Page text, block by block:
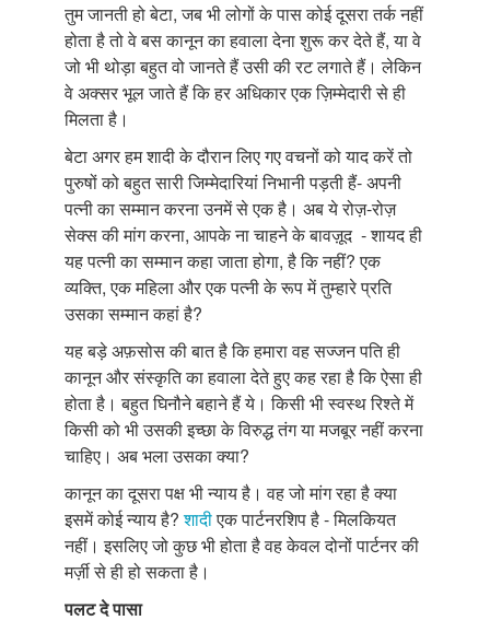
तुम जानती हो बेटा, जब भी लोगों के पास कोई दूसरा तर्क नहीं
होता है तो वे बस कानून का हवाला देना शुरू कर देते हैं, या वे
जो भी थोड़ा बहुत वो जानते हैं उसी की रट लगाते हैं। लेकिन
वे अक्सर भूल जाते हैं कि हर अधिकार एक ज़िम्मेदारी से ही
मिलता है।
बेटा अगर हम शादी के दौरान लिए गए वचनों को याद करें तो
पुरुषों को बहुत सारी जिम्मेदारियां निभानी पड़ती हैं- अपनी
पत्नी का सम्मान करना उनमें से एक है। अब ये रोज़-रोज़
सेक्स की मांग करना, आपके ना चाहने के बावज़ूद - शायद ही
यह पत्नी का सम्मान कहा जाता होगा, है कि नहीं? एक
व्यक्ति, एक महिला और एक पत्नी के रूप में तुम्हारे प्रति
उसका सम्मान कहां है?
यह बड़े अफ़सोस की बात है कि हमारा वह सज्जन पति ही
कानून और संस्कृति का हवाला देते हुए कह रहा है कि ऐसा ही
होता है। बहुत घिनौने बहाने हैं ये। किसी भी स्वस्थ रिश्ते में
किसी को भी उसकी इच्छा के विरुद्ध तंग या मजबूर नहीं करना
चाहिए। अब भला उसका क्या?
कानून का दूसरा पक्ष भी न्याय है। वह जो मांग रहा है क्या
इसमें कोई न्याय है?शादीएक पार्टनरशिप है - मिलकियत
नहीं। इसलिए जो कुछ भी होता है वह केवल दोनों पार्टनर की
मर्ज़ी से ही हो सकता है।
पलट दे पासा